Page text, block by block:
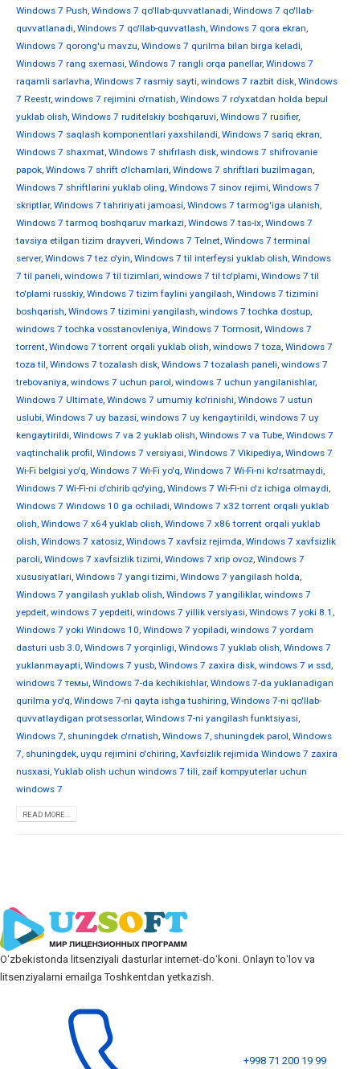
Windows 7 Push, Windows 7 qo'llab-quvvatlanadi, Windows 7 qo'llab-
quvvatlanadi, Windows 7 qo'llab-quvvatlash, Windows 7 qora ekran,
Windows 7 qorong'u mavzu, Windows 7 qurilma bilan birga keladi,
Windows 7 rang sxemasi, Windows 7 rangli orqa panellar, Windows 7
raqamli sarlavha, Windows 7 rasmiy sayti, windows 7 razbit disk, Windows
7 Reestr, windows 7 rejimini o'rnatish, Windows 7 ro'yxatdan holda bepul
yuklab olish, Windows 7 ruditelskiy boshqaruvi, Windows 7 rusifier,
Windows 7 saqlash komponentlari yaxshilandi, Windows 7 sariq ekran,
Windows 7 shaxmat, Windows 7 shifrlash disk, windows 7 shifrovanie
papok, Windows 7 shrift o'lchamlari, Windows 7 shriftlari buzilmagan,
Windows 7 shriftlarini yuklab oling, Windows 7 sinov rejimi, Windows 7
skriptlar, Windows 7 tahririyati jamoasi, Windows 7 tarmog'iga ulanish,
Windows 7 tarmoq boshqaruv markazi, Windows 7 tas-ix, Windows 7
tavsiya etilgan tizim drayveri, Windows 7 Telnet, Windows 7 terminal
server, Windows 7 tez o'yin, Windows 7 til interfeysi yuklab olish, Windows
7 til paneli, windows 7 til tizimlari, windows 7 til to'plami, Windows 7 til
to'plami russkiy, Windows 7 tizim faylini yangilash, Windows 7 tizimini
boshqarish, Windows 7 tizimini yangilash, windows 7 tochka dostup,
windows 7 tochka vosstanovleniya, Windows 7 Tormosit, Windows 7
torrent, Windows 7 torrent orqali yuklab olish, windows 7 toza, Windows 7
toza til, Windows 7 tozalash disk, Windows 7 tozalash paneli, windows 7
trebovaniya, windows 7 uchun parol, windows 7 uchun yangilanishlar,
Windows 7 Ultimate, Windows 7 umumiy ko'rinishi, Windows 7 ustun
uslubi, Windows 7 uy bazasi, windows 7 uy kengaytirildi, windows 7 uy
kengaytirildi, Windows 7 va 2 yuklab olish, Windows 7 va Tube, Windows 7
vaqtinchalik profil, Windows 7 versiyasi, Windows 7 Vikipediya, Windows 7
Wi-Fi belgisi yo'q, Windows 7 Wi-Fi yo'q, Windows 7 Wi-Fi-ni ko'rsatmaydi,
Windows 7 Wi-Fi-ni o'chirib qo'ying, Windows 7 Wi-Fi-ni o'z ichiga olmaydi,
Windows 7 Windows 10 ga ochiladi, Windows 7 x32 torrent orqali yuklab
olish, Windows 7 x64 yuklab olish, Windows 7 x86 torrent orqali yuklab
olish, Windows 7 xatosiz, Windows 7 xavfsiz rejimda, Windows 7 xavfsizlik
paroli, Windows 7 xavfsizlik tizimi, Windows 7 xrip ovoz, Windows 7
xususiyatlari, Windows 7 yangi tizimi, Windows 7 yangilash holda,
Windows 7 yangilash yuklab olish, Windows 7 yangiliklar, windows 7
yepdeit, windows 7 yepdeiti, windows 7 yillik versiyasi, Windows 7 yoki 8.1 ,
Windows 7 yoki Windows 10, Windows 7 yopiladi, windows 7 yordam
dasturi usb 3.0, Windows 7 yorqinligi, Windows 7 yuklab olish, Windows 7
yuklanmayapti, Windows 7 yusb, Windows 7 zaxira disk, windows 7 и ssd,
windows 7 темы, Windows 7-da kechikishlar, Windows 7-da yuklanadigan
qurilma yo'q, Windows 7-ni qayta ishga tushiring, Windows 7-ni qo'llab-
quvvatlaydigan protsessorlar, Windows 7-ni yangilash funktsiyasi,
Windows 7, shuningdek o'rnatish, Windows 7, shuningdek parol, Windows
7, shuningdek, uyqu rejimini o'chiring, Xavfsizlik rejimida Windows 7 zaxira
nusxasi, Yuklab olish uchun windows 7 tili, zaif kompyuterlar uchun
windows 7
READ MORE...
Oʻzbekistonda litsenziyali dasturlar internet-doʻkoni. Onlayn toʻlov va
litsenziyalarni emailga Toshkentdan yetkazish.
+998 71 200 19 99